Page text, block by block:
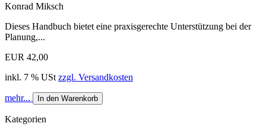
Konrad Miksch
Dieses Handbuch bietet eine praxisgerechte Unterstützung bei der
Planung,...
EUR 42,00
inkl. 7 % USt zzgl. Versandkosten
mehr... In den Warenkorb
Kategorien